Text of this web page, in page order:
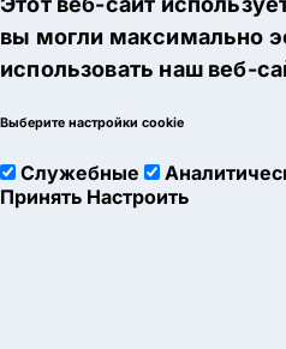
вы могли максимально
использовать наш веб-
Выберите настройки cookie
Служебные
Принять Настроить